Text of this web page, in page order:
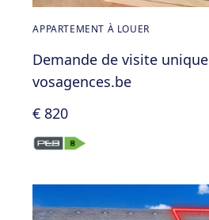
APPARTEMENT À LOUER
Demande de visite
vosagences.be
€ 820